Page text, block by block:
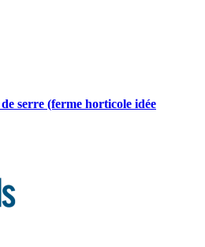
serre (ferme horticole idée